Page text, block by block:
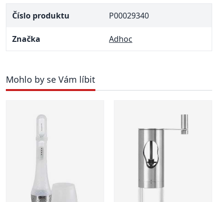
Číslo produktu P00029340
Značka Adhoc
Mohlo by se Vám líbit